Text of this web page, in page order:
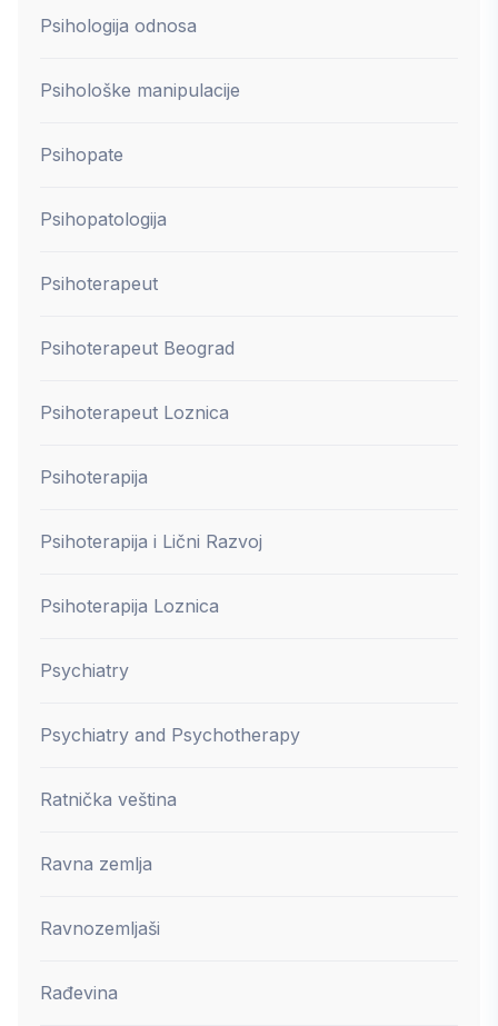
Psihologija odnosa
Psihološke manipulacije
Psihopate
Psihopatologija
Psihoterapeut
Psihoterapeut Beograd
Psihoterapeut Loznica
Psihoterapija
Psihoterapija i Lični Razvoj
Psihoterapija Loznica
Psychiatry
Psychiatry and Psychotherapy
Ratnička veština
Ravna zemlja
Ravnozemljaši
Rađevina